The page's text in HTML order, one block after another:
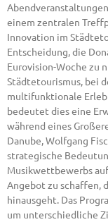
einem zentralen
Innovation im
Entscheidung, die
Eurovision-Woche zu
Städtetourismus, bei
multifunktionale
bedeutet dies eine
während eines
Danube, Wolfgang
strategische
Musikwettbewerbs
Angebot zu schaffen,
hinausgeht. Das
um unterschiedliche